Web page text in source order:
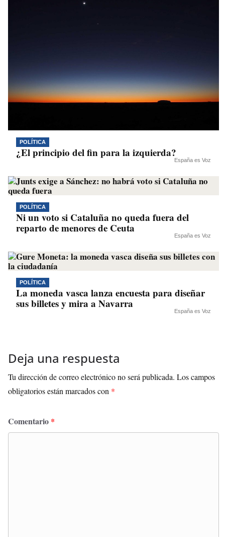
POLÍTICA
¿El principio del fin para la izquierda?
España es Voz
POLÍTICA
Ni un voto si Cataluña no queda fuera del
reparto de menores de Ceuta
España es Voz
POLÍTICA
La moneda vasca lanza encuesta para diseñar
sus billetes y mira a Navarra
España es Voz
Deja una respuesta
Tu dirección de correo electrónico no será publicada. Los campos
obligatorios están marcados con *
Comentario *